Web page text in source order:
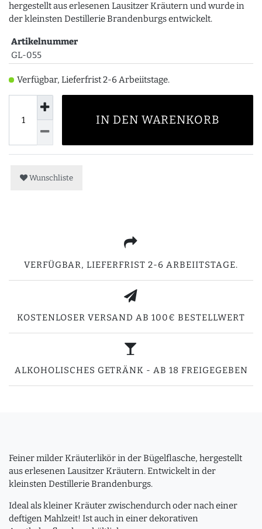
hergestellt aus erlesenen Lausitzer Kräutern und wurde in
der kleinsten Destillerie Brandenburgs entwickelt.
Artikelnummer
GL-055
Verfügbar, Lieferfrist 2-6 Arbeiitstage.
IN DEN WARENKORB
Wunschliste
VERFÜGBAR, LIEFERFRIST 2-6 ARBEIITSTAGE.
KOSTENLOSER VERSAND AB 100€ BESTELLWERT
ALKOHOLISCHES GETRÄNK - AB 18 FREIGEGEBEN
Feiner milder Kräuterlikör in der Bügelflasche, hergestellt
aus erlesenen Lausitzer Kräutern. Entwickelt in der
kleinsten Destillerie Brandenburgs.
Ideal als kleiner Kräuter zwischendurch oder nach einer
deftigen Mahlzeit! Ist auch in einer dekorativen